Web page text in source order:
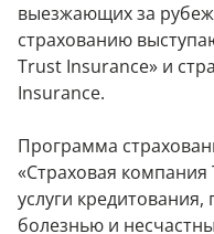
выезжающих за
страхованию
Trust Insurance» и
Insurance.
Программа
«Страховая
услуги
болезнью и